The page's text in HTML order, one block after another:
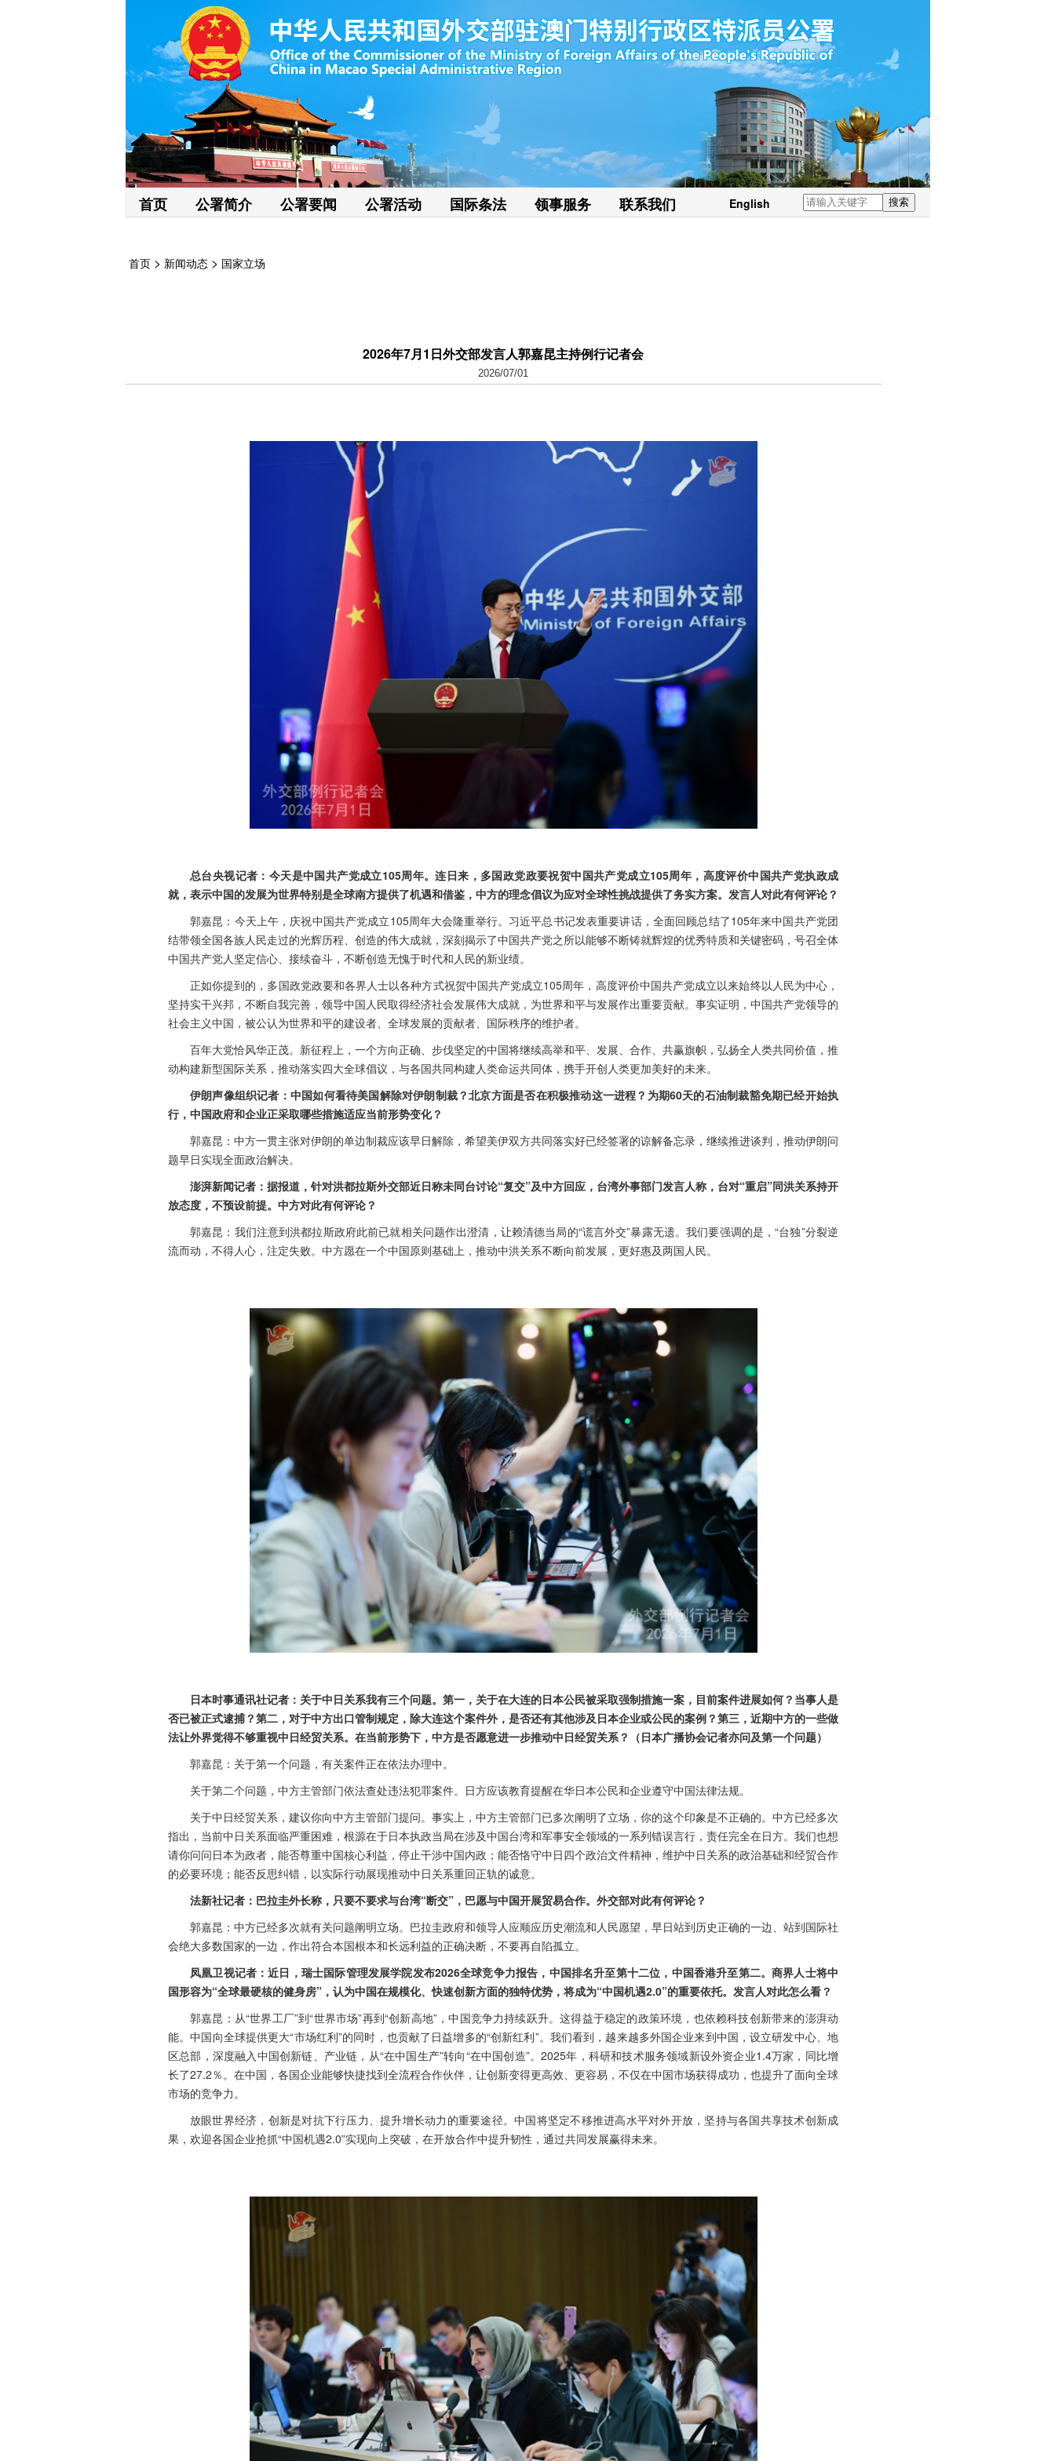
首页 公署简介 公署要闻 公署活动 国际条法 领事服务 联系我们 English 搜索
首页 > 新闻动态 > 国家立场
2026年7月1日外交部发言人郭嘉昆主持例行记者会
2026/07/01
总台央视记者：今天是中国共产党成立105周年。连日来，多国政党政要祝贺中国共产党成立105周年，高度评价中国共产党执政成
就，表示中国的发展为世界特别是全球南方提供了机遇和借鉴，中方的理念倡议为应对全球性挑战提供了务实方案。发言人对此有何评论？
郭嘉昆：今天上午，庆祝中国共产党成立105周年大会隆重举行。习近平总书记发表重要讲话，全面回顾总结了105年来中国共产党团
结带领全国各族人民走过的光辉历程、创造的伟大成就，深刻揭示了中国共产党之所以能够不断铸就辉煌的优秀特质和关键密码，号召全体
中国共产党人坚定信心、接续奋斗，不断创造无愧于时代和人民的新业绩。
正如你提到的，多国政党政要和各界人士以各种方式祝贺中国共产党成立105周年，高度评价中国共产党成立以来始终以人民为中心，
坚持实干兴邦，不断自我完善，领导中国人民取得经济社会发展伟大成就，为世界和平与发展作出重要贡献。事实证明，中国共产党领导的
社会主义中国，被公认为世界和平的建设者、全球发展的贡献者、国际秩序的维护者。
百年大党恰风华正茂。新征程上，一个方向正确、步伐坚定的中国将继续高举和平、发展、合作、共赢旗帜，弘扬全人类共同价值，推
动构建新型国际关系，推动落实四大全球倡议，与各国共同构建人类命运共同体，携手开创人类更加美好的未来。
伊朗声像组织记者：中国如何看待美国解除对伊朗制裁？北京方面是否在积极推动这一进程？为期60天的石油制裁豁免期已经开始执
行，中国政府和企业正采取哪些措施适应当前形势变化？
郭嘉昆：中方一贯主张对伊朗的单边制裁应该早日解除，希望美伊双方共同落实好已经签署的谅解备忘录，继续推进谈判，推动伊朗问
题早日实现全面政治解决。
澎湃新闻记者：据报道，针对洪都拉斯外交部近日称未同台讨论“复交”及中方回应，台湾外事部门发言人称，台对“重启”同洪关系持开
放态度，不预设前提。中方对此有何评论？
郭嘉昆：我们注意到洪都拉斯政府此前已就相关问题作出澄清，让赖清德当局的“谎言外交”暴露无遗。我们要强调的是，“台独”分裂逆
流而动，不得人心，注定失败。中方愿在一个中国原则基础上，推动中洪关系不断向前发展，更好惠及两国人民。
日本时事通讯社记者：关于中日关系我有三个问题。第一，关于在大连的日本公民被采取强制措施一案，目前案件进展如何？当事人是
否已被正式逮捕？第二，对于中方出口管制规定，除大连这个案件外，是否还有其他涉及日本企业或公民的案例？第三，近期中方的一些做
法让外界觉得不够重视中日经贸关系。在当前形势下，中方是否愿意进一步推动中日经贸关系？（日本广播协会记者亦问及第一个问题）
郭嘉昆：关于第一个问题，有关案件正在依法办理中。
关于第二个问题，中方主管部门依法查处违法犯罪案件。日方应该教育提醒在华日本公民和企业遵守中国法律法规。
关于中日经贸关系，建议你向中方主管部门提问。事实上，中方主管部门已多次阐明了立场，你的这个印象是不正确的。中方已经多次
指出，当前中日关系面临严重困难，根源在于日本执政当局在涉及中国台湾和军事安全领域的一系列错误言行，责任完全在日方。我们也想
请你问问日本为政者，能否尊重中国核心利益，停止干涉中国内政；能否恪守中日四个政治文件精神，维护中日关系的政治基础和经贸合作
的必要环境；能否反思纠错，以实际行动展现推动中日关系重回正轨的诚意。
法新社记者：巴拉圭外长称，只要不要求与台湾“断交”，巴愿与中国开展贸易合作。外交部对此有何评论？
郭嘉昆：中方已经多次就有关问题阐明立场。巴拉圭政府和领导人应顺应历史潮流和人民愿望，早日站到历史正确的一边、站到国际社
会绝大多数国家的一边，作出符合本国根本和长远利益的正确决断，不要再自陷孤立。
凤凰卫视记者：近日，瑞士国际管理发展学院发布2026全球竞争力报告，中国排名升至第十二位，中国香港升至第二。商界人士将中
国形容为“全球最硬核的健身房”，认为中国在规模化、快速创新方面的独特优势，将成为“中国机遇2.0”的重要依托。发言人对此怎么看？
郭嘉昆：从“世界工厂”到“世界市场”再到“创新高地”，中国竞争力持续跃升。这得益于稳定的政策环境，也依赖科技创新带来的澎湃动
能。中国向全球提供更大“市场红利”的同时，也贡献了日益增多的“创新红利”。我们看到，越来越多外国企业来到中国，设立研发中心、地
区总部，深度融入中国创新链、产业链，从“在中国生产”转向“在中国创造”。2025年，科研和技术服务领域新设外资企业1.4万家，同比增
长了27.2％。在中国，各国企业能够快捷找到全流程合作伙伴，让创新变得更高效、更容易，不仅在中国市场获得成功，也提升了面向全球
市场的竞争力。
放眼世界经济，创新是对抗下行压力、提升增长动力的重要途径。中国将坚定不移推进高水平对外开放，坚持与各国共享技术创新成
果，欢迎各国企业抢抓“中国机遇2.0”实现向上突破，在开放合作中提升韧性，通过共同发展赢得未来。